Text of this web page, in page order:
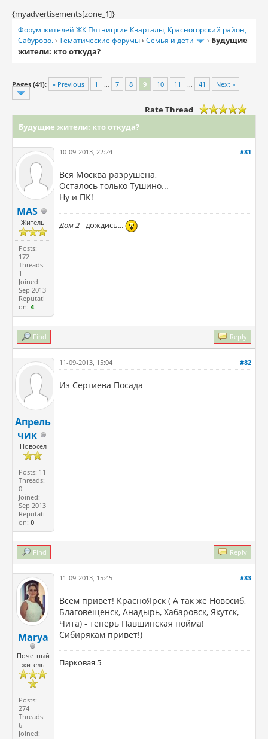
{myadvertisements[zone_1]}
Форум жителей ЖК Пятницкие Кварталы, Красногорский район,
Сабурово.› Тематические форумы› Семья и дети › Будущие
жители: кто откуда?
Pages (41): « Previous 1 … 7 8 9 10 11 … 41 Next »
Rate Thread
Будущие жители: кто откуда?
MAS
Житель
Posts:
172
Threads:
1
Joined:
Sep 2013
Reputati
on:4
#81
10-09-2013, 22:24
Вся Москва разрушена,
Осталось только Тушино...
Ну и ПК!
Дом 2- дождись...
Find Reply
Апрель
чик
Новосел
Posts: 11
Threads:
0
Joined:
Sep 2013
Reputati
on:0
#82
11-09-2013, 15:04
Из Сергиева Посада
Find Reply
Marya
Почетный
житель
Posts:
274
Threads:
6
Joined:
#83
11-09-2013, 15:45
Всем привет! КрасноЯрск ( А так же Новосиб,
Благовещенск, Анадырь, Хабаровск, Якутск,
Чита) - теперь Павшинская пойма!
Сибирякам привет!)
Парковая 5